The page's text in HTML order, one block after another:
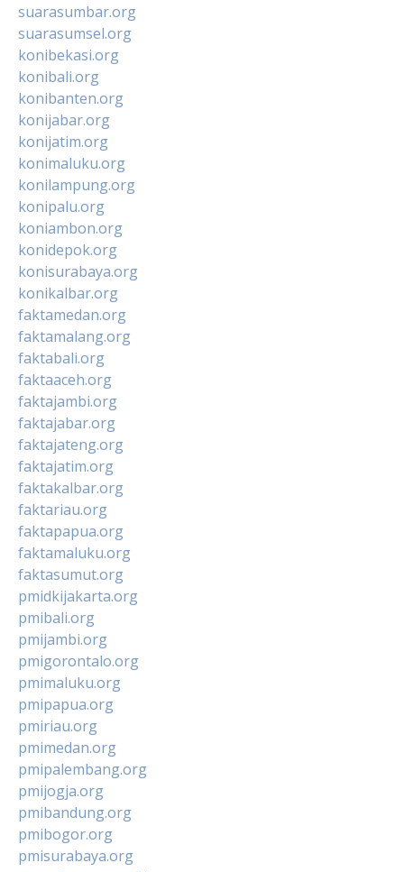
suarasumbar.org
suarasumsel.org
konibekasi.org
konibali.org
konibanten.org
konijabar.org
konijatim.org
konimaluku.org
konilampung.org
konipalu.org
koniambon.org
konidepok.org
konisurabaya.org
konikalbar.org
faktamedan.org
faktamalang.org
faktabali.org
faktaaceh.org
faktajambi.org
faktajabar.org
faktajateng.org
faktajatim.org
faktakalbar.org
faktariau.org
faktapapua.org
faktamaluku.org
faktasumut.org
pmidkijakarta.org
pmibali.org
pmijambi.org
pmigorontalo.org
pmimaluku.org
pmipapua.org
pmiriau.org
pmimedan.org
pmipalembang.org
pmijogja.org
pmibandung.org
pmibogor.org
pmisurabaya.org